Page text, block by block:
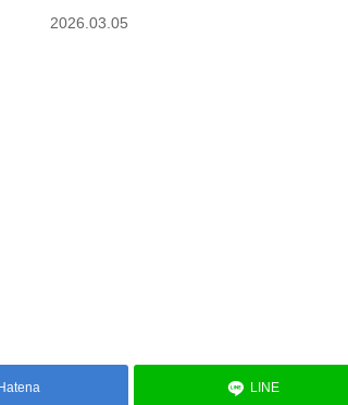
2026.03.05
Hatena LINE